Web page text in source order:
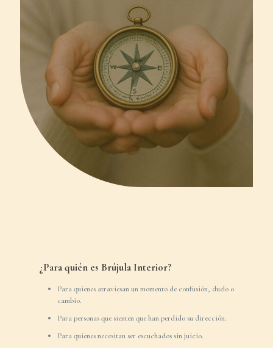
¿Para quién es Brújula Interior?
Para quienes atraviesan un momento de confusión, duelo o
cambio.
Para personas que sienten que han perdido su dirección.
Para quienes necesitan ser escuchados sin juicio.